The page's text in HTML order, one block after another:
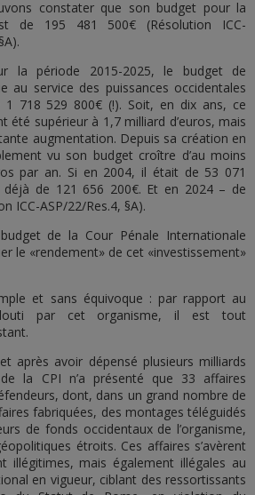
constater que son budget pour la
de 195 481 500€ (Résolution ICC-
la période 2015-2025, le budget de
au service des puissances occidentales
1 718 529 800€ (!). Soit, en dix ans, ce
été supérieur à 1,7 milliard d’euros, mais
augmentation. Depuis sa création en
vu son budget croître d’au moins
par an. Si en 2004, il était de 53 071
de 121 656 200€. Et en 2024 – de
ICC-ASP/22/Res.4, §A).
de la Cour Pénale Internationale
le «rendement» de cet «investissement»
et sans équivoque : par rapport au
par cet organisme, il est tout
après avoir dépensé plusieurs milliards
la CPI n’a présenté que 33 affaires
dont, dans un grand nombre de
fabriquées, des montages téléguidés
de fonds occidentaux de l’organisme,
étroits. Ces affaires s’avèrent
illégitimes, mais également illégales au
en vigueur, ciblant des ressortissants